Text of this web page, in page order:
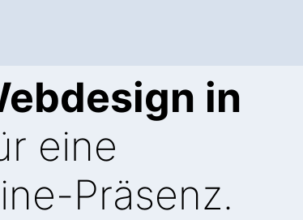
in
eine
Präsenz.